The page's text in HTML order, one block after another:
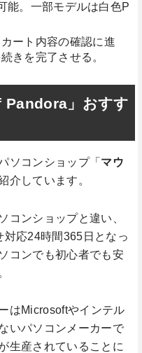
能。一部モデルは白色P
ート内容の確認に進
きを完了させる。
Pandora」おすす
ソコンショップ「 マウ
介しています。
コンショップと違い、
応24時間365日となっ
コンでも初心者でも安
はMicrosoftやインテル
いパソコンメーカーで
生産されていることに